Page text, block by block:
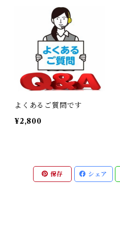
よくあるご質問です
¥2,800
保存 シェア